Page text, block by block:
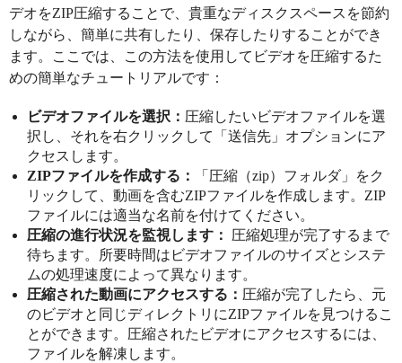
デオをZIP圧縮することで、貴重なディスクスペースを節約
しながら、簡単に共有したり、保存したりすることができ
ます。ここでは、この方法を使用してビデオを圧縮するた
めの簡単なチュートリアルです：
ビデオファイルを選択： 圧縮したいビデオファイルを選
択し、それを右クリックして「送信先」オプションにア
クセスします。
ZIPファイルを作成する：
「圧縮（zip）フォルダ」をク
リックして、動画を含むZIPファイルを作成します。ZIP
ファイルには適当な名前を付けてください。
圧縮の進行状況を監視します： 圧縮処理が完了するまで
待ちます。所要時間はビデオファイルのサイズとシステ
ムの処理速度によって異なります。
圧縮された動画にアクセスする： 圧縮が完了したら、元
のビデオと同じディレクトリにZIPファイルを見つけるこ
とができます。圧縮されたビデオにアクセスするには、
ファイルを解凍します。